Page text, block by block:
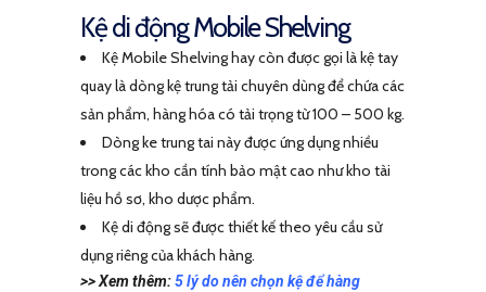
Kệ di động Mobile Shelving
Kệ Mobile Shelving hay còn được gọi là kệ tay
quay là dòng kệ trung tải chuyên dùng để chứa các
sản phẩm, hàng hóa có tải trọng từ 100 – 500 kg.
Dòng ke trung tai này được ứng dụng nhiều
trong các kho cần tính bảo mật cao như kho tài
liệu hồ sơ, kho dược phẩm.
Kệ di động sẽ được thiết kế theo yêu cầu sử
dụng riêng của khách hàng.
>> Xem thêm:5 lý do nên chọn kệ để hàng